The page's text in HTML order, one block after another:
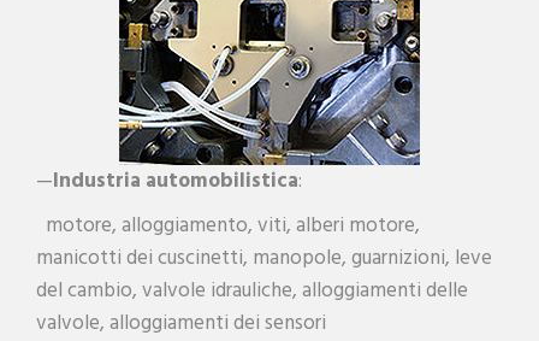
—Industria automobilistica:
motore, alloggiamento, viti, alberi motore,
manicotti dei cuscinetti, manopole, guarnizioni, leve
del cambio, valvole idrauliche, alloggiamenti delle
valvole, alloggiamenti dei sensori